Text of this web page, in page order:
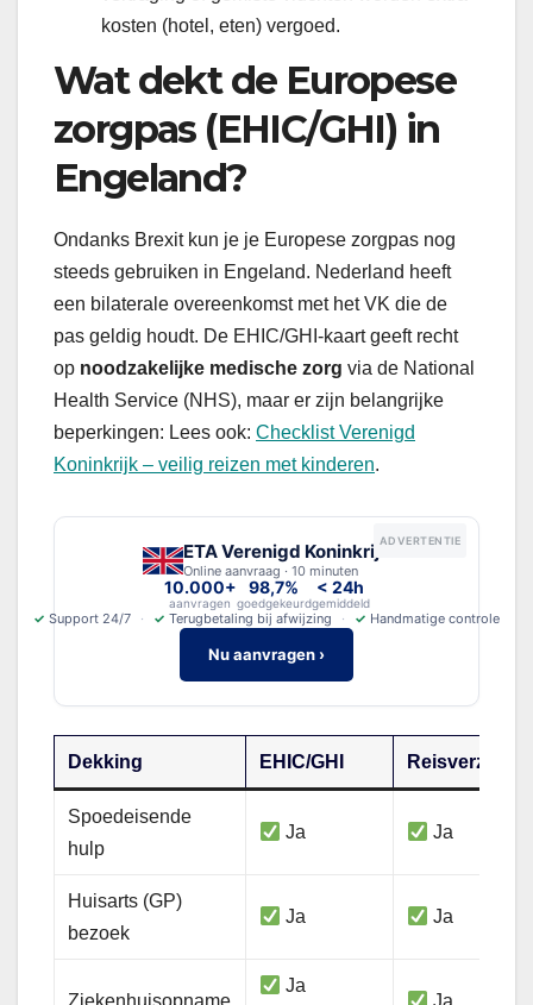
kosten (hotel, eten) vergoed.
Wat dekt de Europese
zorgpas (EHIC/GHI) in
Engeland?
Ondanks Brexit kun je je Europese zorgpas nog
steeds gebruiken in Engeland. Nederland heeft
een bilaterale overeenkomst met het VK die de
pas geldig houdt. De EHIC/GHI-kaart geeft recht
op noodzakelijke medische zorg via de National
Health Service (NHS), maar er zijn belangrijke
beperkingen: Lees ook: Checklist Verenigd
Koninkrijk – veilig reizen met kinderen.
ADVERTENTIE
ETA Verenigd Koninkrijk
Online aanvraag · 10 minuten
10.000+
aanvragen
98,7%
goedgekeurd
< 24h
gemiddeld
✓ Support 24/7 ✓ Terugbetaling bij afwijzing ✓ Handmatige controle
Nu aanvragen ›
Dekking EHIC/GHI
Spoedeisende
hulp
Ja Ja
Huisarts (GP)
bezoek
Ja Ja
Ja